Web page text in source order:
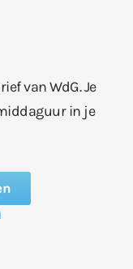
van WdG. Je
in je